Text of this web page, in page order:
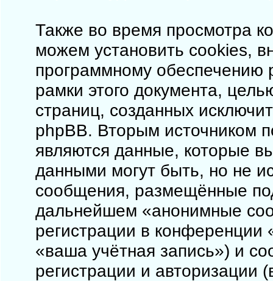
Также во время просмотра
можем установить cookies,
программному обеспечению
рамки этого документа,
страниц, созданных
phpBB. Вторым источником
являются данные, которые
данными могут быть, но не
сообщения, размещённые
дальнейшем «анонимные
регистрации в
«ваша учётная запись») и
регистрации и